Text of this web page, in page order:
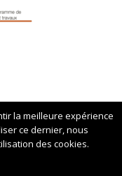
la meilleure expérience
ce dernier, nous
des cookies.